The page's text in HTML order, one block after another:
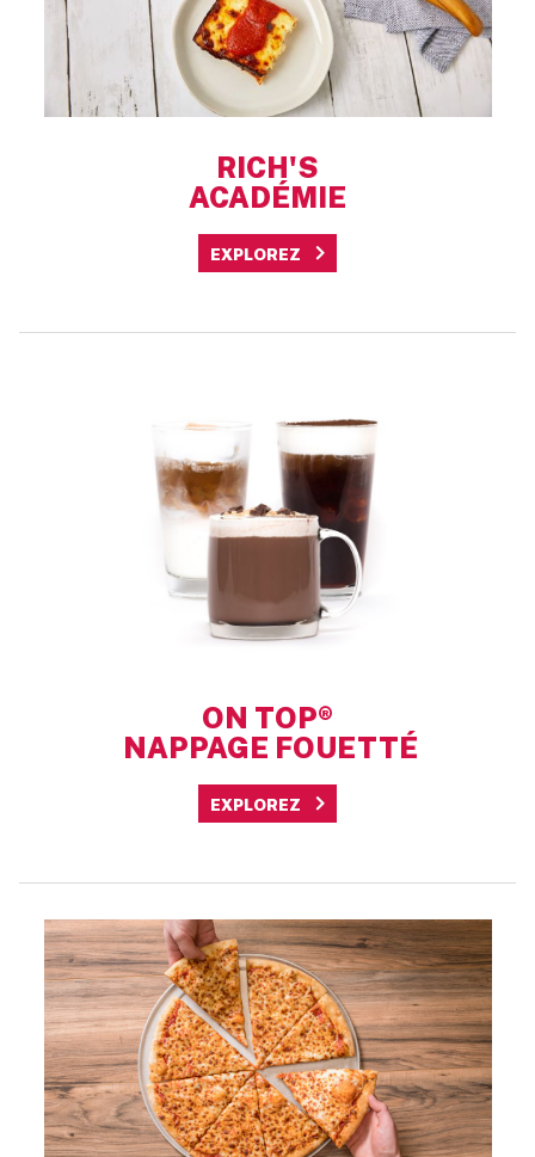
RICH'S
ACADÉMIE
EXPLOREZ
ON TOP®
NAPPAGE FOUETTÉ
EXPLOREZ